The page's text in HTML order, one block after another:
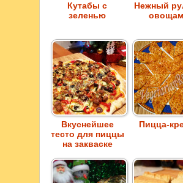
Кутабы с
зеленью
Нежный
Вкуснейшее
тесто для пиццы
на закваске
Пицца-